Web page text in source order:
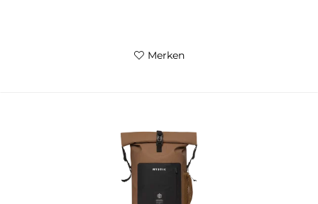
Merken